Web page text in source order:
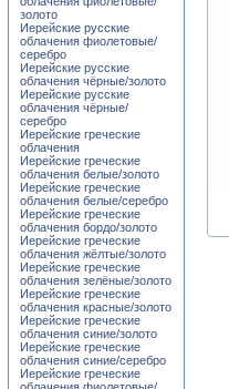
золото
Иерейские русские
облачения фиолетовые/
серебро
Иерейские русские
облачения чёрные/золото
Иерейские русские
облачения чёрные/
серебро
Иерейские греческие
облачения
Иерейские греческие
облачения белые/золото
Иерейские греческие
облачения белые/серебро
Иерейские греческие
облачения бордо/золото
Иерейские греческие
облачения жёлтые/золото
Иерейские греческие
облачения зелёные/золото
Иерейские греческие
облачения красные/золото
Иерейские греческие
облачения синие/золото
Иерейские греческие
облачения синие/серебро
Иерейские греческие